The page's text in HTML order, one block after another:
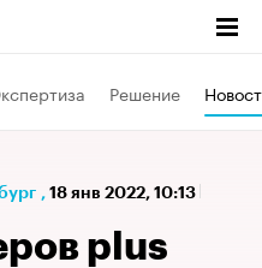
Решение
, 18 янв 2022, 10:13
plus